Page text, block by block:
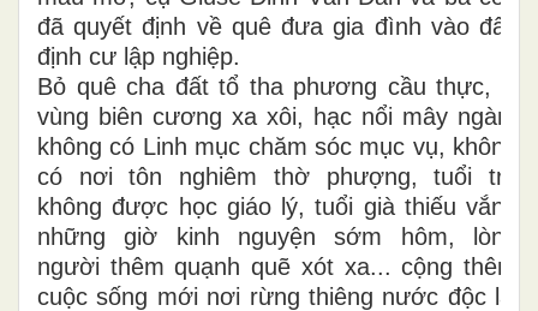
đã quyết định về quê đưa gia đình vào đây
định cư lập nghiệp.
Bỏ quê cha đất tổ tha phương cầu thực, ở
vùng biên cương xa xôi, hạc nổi mây ngàn,
không có Linh mục chăm sóc mục vụ, không
có nơi tôn nghiêm thờ phượng, tuổi trẻ
không được học giáo lý, tuổi già thiếu vắng
những giờ kinh nguyện sớm hôm, lòng
người thêm quạnh quẽ xót xa... cộng thêm
cuộc sống mới nơi rừng thiêng nước độc lại